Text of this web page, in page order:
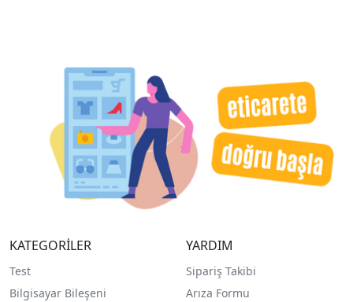
KATEGORİLER
Test
Bilgisayar Bileşeni
YARDIM
Sipariş Takibi
Arıza Formu